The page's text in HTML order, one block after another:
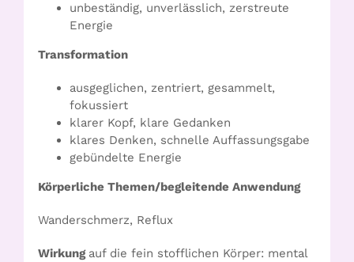
unbeständig, unverlässlich, zerstreute
Energie
Transformation
ausgeglichen, zentriert, gesammelt,
fokussiert
klarer Kopf, klare Gedanken
klares Denken, schnelle Auffassungsgabe
gebündelte Energie
Körperliche Themen/begleitende Anwendung
Wanderschmerz, Reflux
Wirkung auf die fein stofflichen Körper: mental